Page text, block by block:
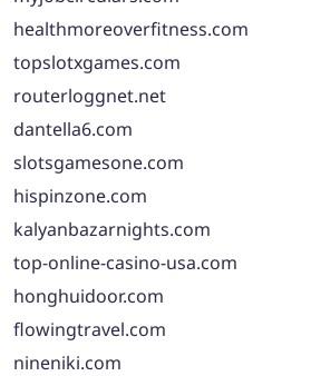
healthmoreoverfitness.com
topslotxgames.com
routerloggnet.net
dantella6.com
slotsgamesone.com
hispinzone.com
kalyanbazarnights.com
top-online-casino-usa.com
honghuidoor.com
flowingtravel.com
nineniki.com